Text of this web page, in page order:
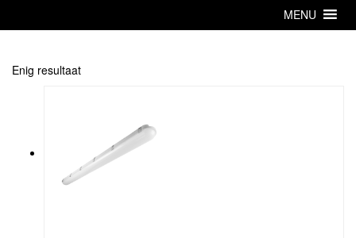
MENU
Enig resultaat